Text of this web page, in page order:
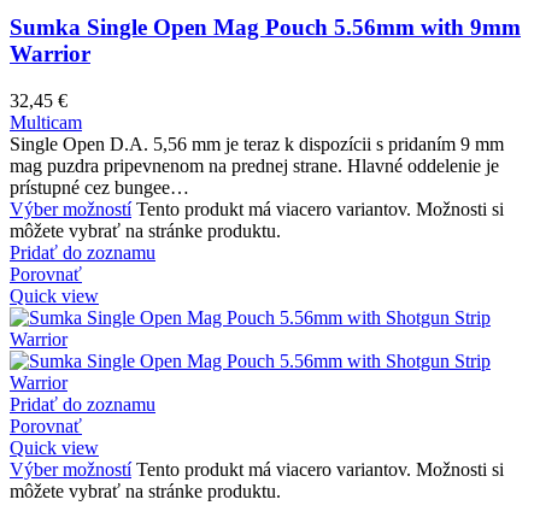
Sumka Single Open Mag Pouch 5.56mm with 9mm
Warrior
32,45 €
Multicam
Single Open D.A. 5,56 mm je teraz k dispozícii s pridaním 9 mm
mag puzdra pripevnenom na prednej strane. Hlavné oddelenie je
prístupné cez bungee…
Výber možností Tento produkt má viacero variantov. Možnosti si
môžete vybrať na stránke produktu.
Pridať do zoznamu
Porovnať
Quick view
Pridať do zoznamu
Porovnať
Quick view
Výber možností Tento produkt má viacero variantov. Možnosti si
môžete vybrať na stránke produktu.